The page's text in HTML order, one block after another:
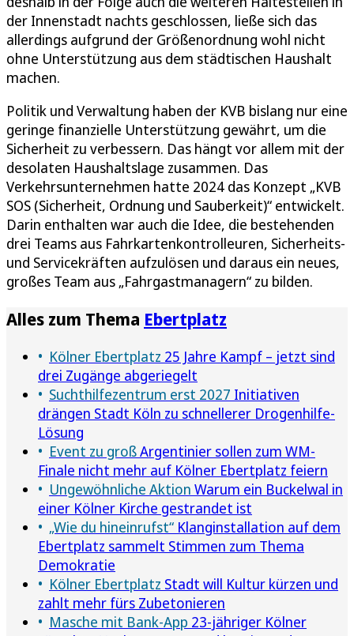
der Innenstadt nachts geschlossen, ließe sich das
allerdings aufgrund der Größenordnung wohl nicht
ohne Unterstützung aus dem städtischen Haushalt
machen.
Politik und Verwaltung haben der KVB bislang nur eine
geringe finanzielle Unterstützung gewährt, um die
Sicherheit zu verbessern. Das hängt vor allem mit der
desolaten Haushaltslage zusammen. Das
Verkehrsunternehmen hatte 2024 das Konzept „KVB
SOS (Sicherheit, Ordnung und Sauberkeit)“ entwickelt.
Darin enthalten war auch die Idee, die bestehenden
drei Teams aus Fahrkartenkontrolleuren, Sicherheits-
und Servicekräften aufzulösen und daraus ein neues,
großes Team aus „Fahrgastmanagern“ zu bilden.
Alles zum Thema Ebertplatz
Kölner Ebertplatz 25 Jahre Kampf – jetzt sind
drei Zugänge abgeriegelt
Suchthilfezentrum erst 2027 Initiativen
drängen Stadt Köln zu schnellerer Drogenhilfe-
Lösung
Event zu großArgentinier sollen zum WM-
Finale nicht mehr auf Kölner Ebertplatz feiern
Ungewöhnliche Aktion Warum ein Buckelwal in
einer Kölner Kirche gestrandet ist
„Wie du hineinrufst“ Klanginstallation auf dem
Ebertplatz sammelt Stimmen zum Thema
Demokratie
Kölner Ebertplatz Stadt will Kultur kürzen und
zahlt mehr fürs Zubetonieren
Masche mit Bank-App 23-jähriger Kölner